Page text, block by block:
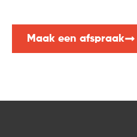
Maak een afspraak